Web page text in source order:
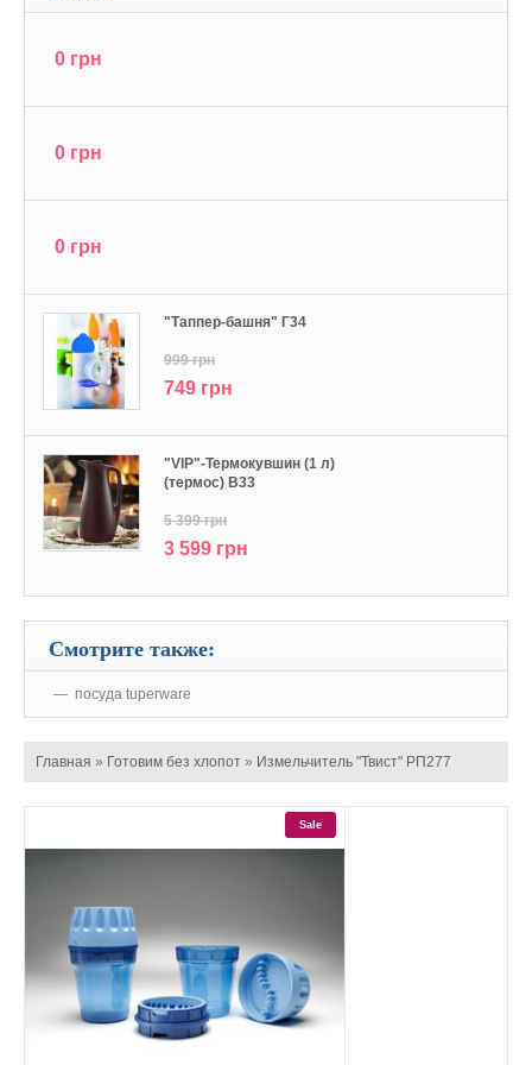
0 грн
0 грн
0 грн
"Tаппер-башня" Г34
999 грн
749 грн
"VIP"-Термокувшин (1 л)
(термос) В33
5 399 грн
3 599 грн
Смотрите также:
посуда tuperware
Главная » Готовим без хлопот » Измельчитель "Твист" РП277
Sale